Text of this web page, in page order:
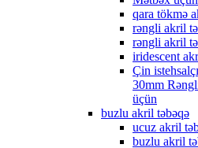
qara tökmə
rəngli akril
rəngli akril
iridescent
Çin
30mm
üçün
buzlu akril təbəqə
ucuz akril
buzlu akril